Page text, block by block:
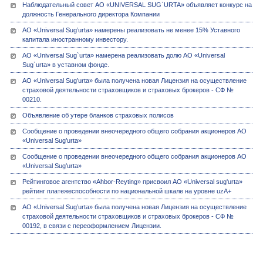
Наблюдательный совет АО «UNIVERSAL SUG`URTA» объявляет конкурс на
должность Генерального директора Компании
АО «Universal Sug’urta» намерены реализовать не менее 15% Уставного
капитала иностранному инвестору.
АО «Universal Sug`urta» намерена реализовать долю АО «Universal
Sug`urta» в уставном фонде.
АО «Univеrsal Sug’urta» была получена новая Лицензия на осуществление
страховой деятельности страховщиков и страховых брокеров - СФ №
00210.
Объявление об утере бланков страховых полисов
Сообщение о проведении внеочередного общего собрания акционеров АО
«Universal Sug’urta»
Сообщение о проведении внеочередного общего собрания акционеров АО
«Universal Sug’urta»
Рейтинговое агентство «Ahbor-Reyting» присвоил АО «Universal sug'urta»
рейтинг платежеспособности по национальной шкале на уровне uzA+
АО «Univеrsal Sug’urta» была получена новая Лицензия на осуществление
страховой деятельности страховщиков и страховых брокеров - СФ №
00192, в связи с переоформлением Лицензии.